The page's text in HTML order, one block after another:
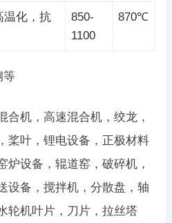
温化，抗
850-
1100
870℃
等
合机，高速混合机，绞龙，
桨叶，锂电设备，正极材料
炉设备，辊道窑，破碎机，
设备，搅拌机，分散盘，轴
轮机叶片，刀片，拉丝塔